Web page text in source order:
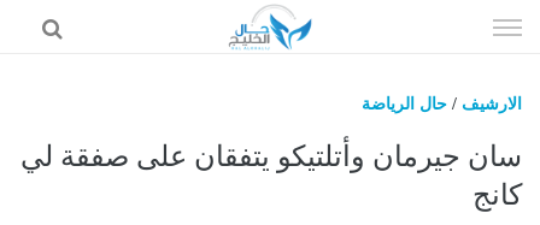
الى
الارشيف / حال الرياضة
سان جيرمان وأتلتيكو يتفقان على صفقة لي
كانج
حال السعودية